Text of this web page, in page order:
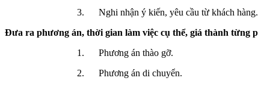
3. Nghi nhận ý kiến, yêu cầu từ khách hàng.
Đưa ra phương án, thời gian làm việc cụ thể, giá thành từng
1. Phương án thào gỡ.
2. Phương án di chuyển.